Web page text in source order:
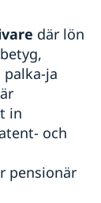
där lön
ja
in
och
pensionär